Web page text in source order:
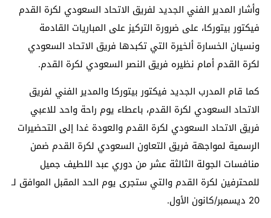
وأشار المدير الفني الجديد لفريق الاتحاد السعودي لكرة القدم
فيكتور بيتوركا، على ضرورة التركيز على المباريات القادمة
ونسيان الخسارة ألخيرة التي تكبدها فريق الاتحاد السعودي
لكرة القدم أمام نظيره فريق النصر السعودي لكرة القدم.
كما قام المدرب الجديد فيكتور بيتوركا والمدير الفني لفريق
الاتحاد السعودي لكرة القدم، باعطاء يوم راحة واحد للاعبي
فريق الاتحاد السعودي لكرة القدم والعودة غدا إلى التحضيرات
الرسمية لمواجهة فريق التعاون السعودي لكرة القدم ضمن
منافسات الجولة الثالثة عشر من دوري عبد اللطيف جميل
للمحترفين لكرة القدم والتي ستجرى يوم الحد المقبل الموافق لـ
20 ديسمبر/كانون الأول.